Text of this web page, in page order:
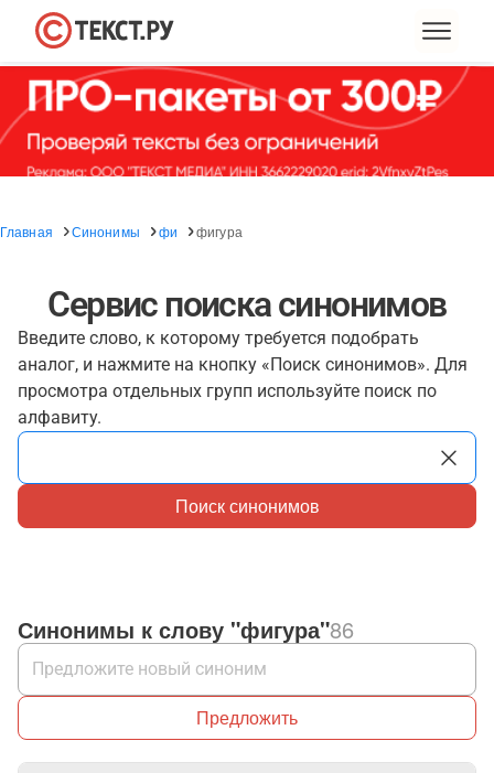
Главная Синонимы фи фигура
Сервис поиска синонимов
Введите слово, к которому требуется подобрать
аналог, и нажмите на кнопку «Поиск синонимов». Для
просмотра отдельных групп используйте поиск по
алфавиту.
Поиск синонимов
Синонимы к слову "фигура"86
Предложить